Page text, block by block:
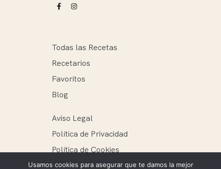
Todas las Recetas
Recetarios
Favoritos
Blog
Aviso Legal
Política de Privacidad
Política de Cookies
Usamos cookies para asegurar que te damos la mejor